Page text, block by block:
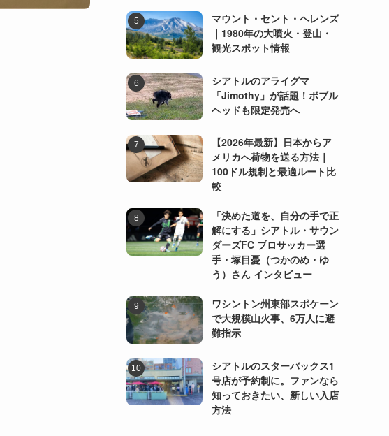
マウント・セント・ヘレンズ
｜1980年の大噴火・登山・
観光スポット情報
シアトルのアライグマ
「Jimothy」が話題！ボブル
ヘッドも限定発売へ
【2026年最新】日本からア
メリカへ荷物を送る方法｜
100ドル規制と最適ルート比
較
「決めた道を、自分の手で正
解にする」シアトル・サウン
ダーズFC プロサッカー選
手・塚目憂（つかのめ・ゆ
う）さん インタビュー
ワシントン州東部スポケーン
で大規模山火事、6万人に避
難指示
シアトルのスターバックス1
号店が予約制に。ファンなら
知っておきたい、新しい入店
方法